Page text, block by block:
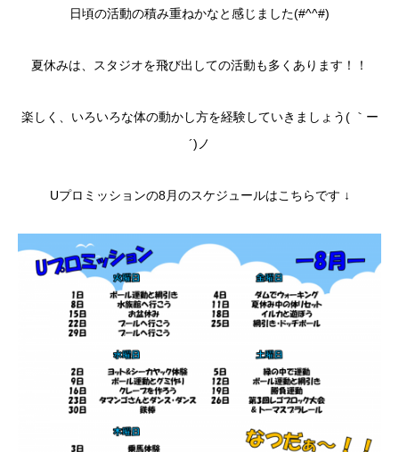
日頃の活動の積み重ねかなと感じました(#^^#)
夏休みは、スタジオを飛び出しての活動も多くあります！！
楽しく、いろいろな体の動かし方を経験していきましょう( ｀ー
´)ノ
Uプロミッションの8月のスケジュールはこちらです ↓